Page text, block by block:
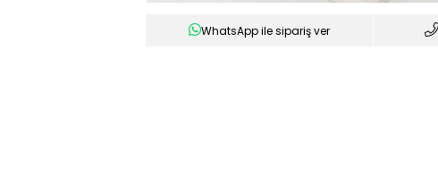
WhatsApp ile sipariş ver